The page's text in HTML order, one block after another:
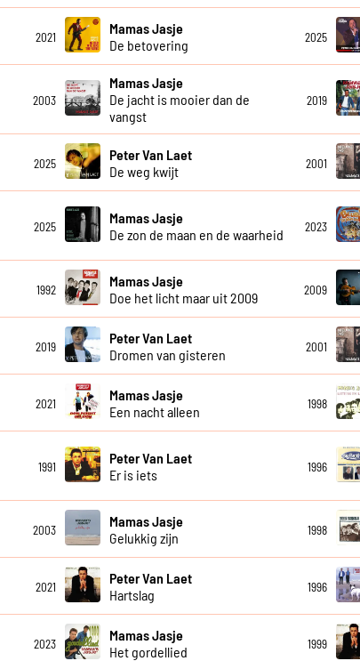
2021
Mamas Jasje
De betovering
2025
2003
Mamas Jasje
De jacht is mooier dan de
vangst
2019
2025
Peter Van Laet
De weg kwijt
2001
2025
Mamas Jasje
De zon de maan en de waarheid
2023
1992
Mamas Jasje
Doe het licht maar uit 2009
2009
2019
Peter Van Laet
Dromen van gisteren
2001
2021
Mamas Jasje
Een nacht alleen
1998
1991
Peter Van Laet
Er is iets
1996
2003
Mamas Jasje
Gelukkig zijn
1998
2021
Peter Van Laet
Hartslag
1996
2023
Mamas Jasje
Het gordellied
1999